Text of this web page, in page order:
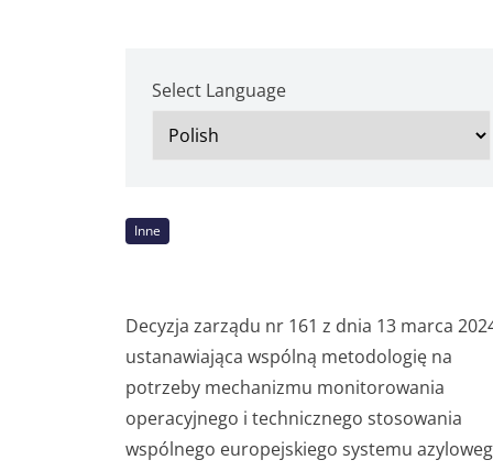
Select Language
Inne
Decyzja zarządu nr 161 z dnia 13 marca
ustanawiająca wspólną metodologię na
potrzeby mechanizmu monitorowania
operacyjnego i technicznego stosowania
wspólnego europejskiego systemu